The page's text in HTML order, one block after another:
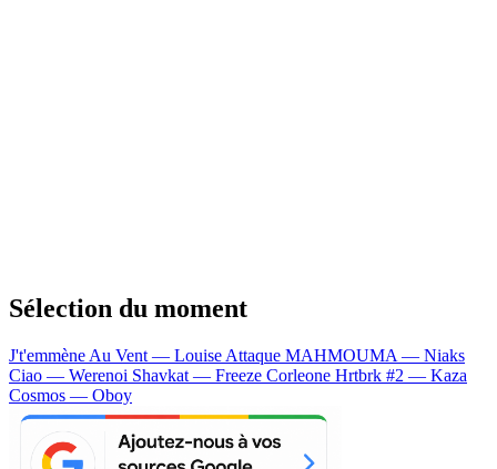
Sélection du moment
J't'emmène Au Vent — Louise Attaque MAHMOUMA — Niaks
Ciao — Werenoi Shavkat — Freeze Corleone Hrtbrk #2 — Kaza
Cosmos — Oboy